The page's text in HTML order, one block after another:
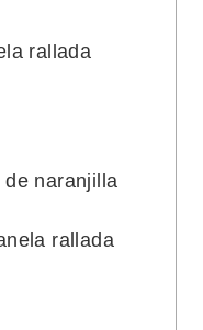
rallada
naranjilla
rallada